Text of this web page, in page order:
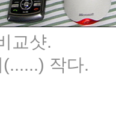
교샷.
작다.